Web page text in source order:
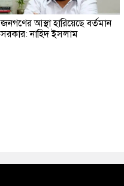
জনগণের আস্থা হারিয়েছে বর্তমান
সরকার: নাহিদ ইসলাম